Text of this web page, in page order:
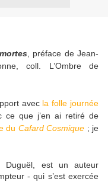
, préface de Jean-
coll. L’Ombre de
avec la folle journée
ce que j’en ai retiré de
du Cafard Cosmique ; je
Duguël, est un auteur
- qui s’est exercée